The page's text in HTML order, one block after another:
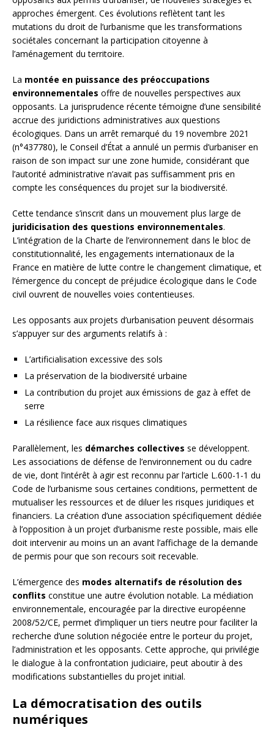
approches émergent. Ces évolutions reflètent tant les
mutations du droit de l’urbanisme que les transformations
sociétales concernant la participation citoyenne à
l’aménagement du territoire.
La montée en puissance des préoccupations
environnementales offre de nouvelles perspectives aux
opposants. La jurisprudence récente témoigne d’une sensibilité
accrue des juridictions administratives aux questions
écologiques. Dans un arrêt remarqué du 19 novembre 2021
(n°437780), le Conseil d’État a annulé un permis d’urbaniser en
raison de son impact sur une zone humide, considérant que
l’autorité administrative n’avait pas suffisamment pris en
compte les conséquences du projet sur la biodiversité.
Cette tendance s’inscrit dans un mouvement plus large de
juridicisation des questions environnementales.
L’intégration de la Charte de l’environnement dans le bloc de
constitutionnalité, les engagements internationaux de la
France en matière de lutte contre le changement climatique, et
l’émergence du concept de préjudice écologique dans le Code
civil ouvrent de nouvelles voies contentieuses.
Les opposants aux projets d’urbanisation peuvent désormais
s’appuyer sur des arguments relatifs à :
L’artificialisation excessive des sols
La préservation de la biodiversité urbaine
La contribution du projet aux émissions de gaz à effet de
serre
La résilience face aux risques climatiques
Parallèlement, les démarches collectives se développent.
Les associations de défense de l’environnement ou du cadre
de vie, dont l’intérêt à agir est reconnu par l’article L.600-1-1 du
Code de l’urbanisme sous certaines conditions, permettent de
mutualiser les ressources et de diluer les risques juridiques et
financiers. La création d’une association spécifiquement dédiée
à l’opposition à un projet d’urbanisme reste possible, mais elle
doit intervenir au moins un an avant l’affichage de la demande
de permis pour que son recours soit recevable.
L’émergence des modes alternatifs de résolution des
conflits constitue une autre évolution notable. La médiation
environnementale, encouragée par la directive européenne
2008/52/CE, permet d’impliquer un tiers neutre pour faciliter la
recherche d’une solution négociée entre le porteur du projet,
l’administration et les opposants. Cette approche, qui privilégie
le dialogue à la confrontation judiciaire, peut aboutir à des
modifications substantielles du projet initial.
La démocratisation des outils
numériques